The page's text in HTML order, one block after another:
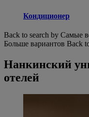
Кондиционер
Back to search by Самые
Больше вариантов Back
Нанкинский
отелей